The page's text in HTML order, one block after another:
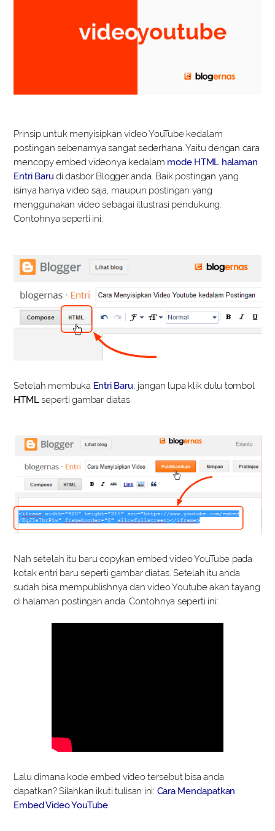
Prinsip untuk menyisipkan video YouTube kedalam
postingan sebenarnya sangat sederhana. Yaitu dengan cara
mencopy embed videonya kedalam mode HTML halaman
Entri Barudi dasbor Blogger anda. Baik postingan yang
isinya hanya video saja, maupun postingan yang
menggunakan video sebagai illustrasi pendukung.
Contohnya seperti ini:
Setelah membuka Entri Baru, jangan lupa klik dulu tombol
HTMLseperti gambar diatas.
Nah setelah itu baru copykan embed video YouTube pada
kotak entri baru seperti gambar diatas. Setelah itu anda
sudah bisa mempublishnya dan video Youtube akan tayang
di halaman postingan anda. Contohnya seperti ini:
Lalu dimana kode embed video tersebut bisa anda
dapatkan? Silahkan ikuti tulisan ini: Cara Mendapatkan
Embed Video YouTube.